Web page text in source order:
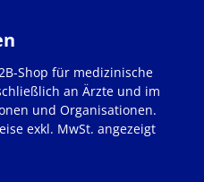
Shop für medizinische
an Ärzte und im
und Organisationen.
exkl. MwSt. angezeigt